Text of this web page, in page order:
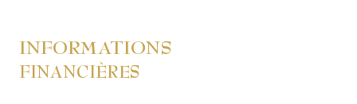
INFORMATIONS
FINANCIÈRES